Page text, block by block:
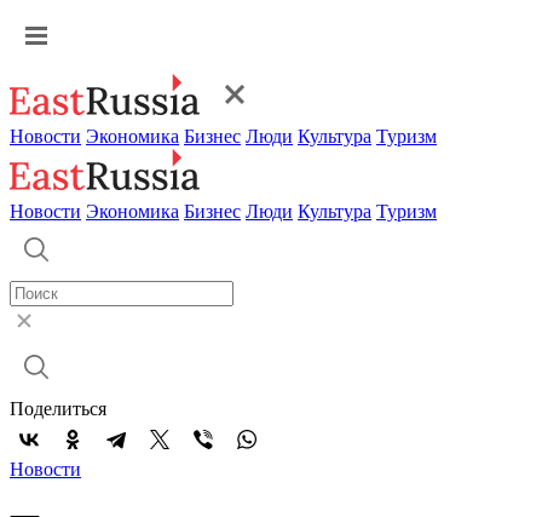
Новости Экономика Бизнес Люди Культура Туризм
Новости Экономика Бизнес Люди Культура Туризм
Поделиться
Новости